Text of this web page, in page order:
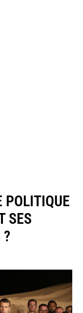
POLITIQUE
SES
?